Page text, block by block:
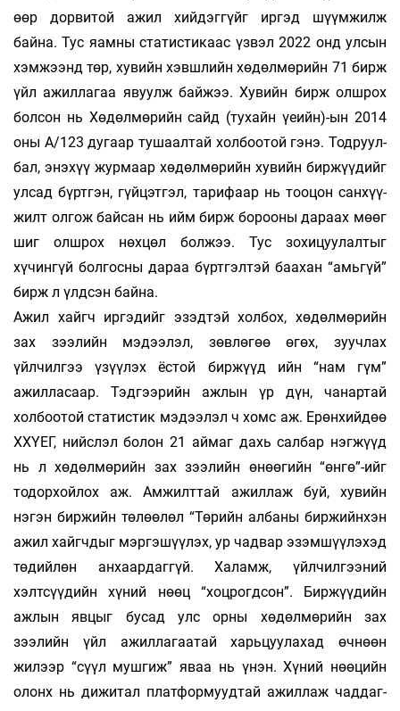
өөр дорвитой ажил хийдэггүйг иргэд шүүм­­жилж
байна. Тус яамны статистикаас үз­­вэл 2022 онд улсын
хэмжээнд төр, хувийн хэвш­­­лийн хө­дөл­мөрийн 71 бирж
үйл ажиллагаа явуулж бай­жээ. Хувийн бирж олшрох
болсон нь Хө­­дөл­мө­рийн сайд (ту­хайн үеийн)-ын 2014
оны А/123 дугаар тушаал­тай холбоотой гэнэ. Тод­руул­
бал, энэхүү жур­маар хөдөлмөрийн ху­вийн бир­жүү­дийг
ул­сад бүрт­гэн, гүйцэтгэл, та­рифаар нь тоо­­цон сан­хүү­
жилт олгож байсан нь ийм бирж бо­роо­ны дараах мөөг
шиг олшрох нөхцөл бол­жээ. Тус зохицуулалтыг
хүчингүй болгосны да­раа бүрт­гэлтэй баа­хан “амьгүй”
бирж л үлдсэн бай­­на.
Ажил хайгч иргэдийг эзэдтэй холбох, хөдөл­мө­рийн
зах зээлийн мэдээлэл, зөвлөгөө өгөх, зууч­лах
үйлчилгээ үзүүлэх ёстой биржүүд ийн “нам гүм”
ажилласаар. Тэд­гээрийн ажлын үр дүн, чанартай
холбоо­той статистик мэдээлэл ч хомс аж. Ерөн­хийдөө
ХХҮЕГ, нийслэл болон 21 аймаг дахь салбар нэгжүүд
нь л хөдөлмөрийн зах зээлийн өнөөгийн “өнгө”-ийг
тодорхойлох аж. Амжилттай ажиллаж буй, хувийн
нэгэн бир­­­­­­­жийн төлөөлөл “Төрийн албаны бир­жийн­хэн
ажил хайгчдыг мэргэшүүлэх, ур чадвар эзэм­­­­­­­шүү­­лэхэд
төдийлөн анхаардаггүй. Ха­ламж, үйл­­чилгээний
хэлтсүүдийн хүний нөөц “хоц­­­­рогд­­­сон”. Биржүүдийн
ажлын явцыг бу­сад улс ор­ны хөдөлмөрийн зах
зээлийн үйл ажил­ла­­­гаа­­­тай харьцуулахад өчнөөн
жилээр “сүүл муш­­­­гиж” яваа нь үнэн. Хүний нөөцийн
олонх нь ди­­жи­тал платформуудтай ажиллаж чад­даг­